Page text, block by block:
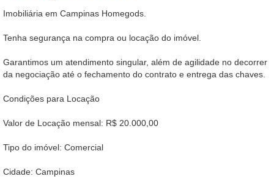
Imobiliária em Campinas Homegods.
Tenha segurança na compra ou locação do imóvel.
Garantimos um atendimento singular, além de agilidade no decorrer
da negociação até o fechamento do contrato e entrega das chaves.
Condições para Locação
Valor de Locação mensal: R$ 20.000,00
Tipo do imóvel: Comercial
Cidade: Campinas